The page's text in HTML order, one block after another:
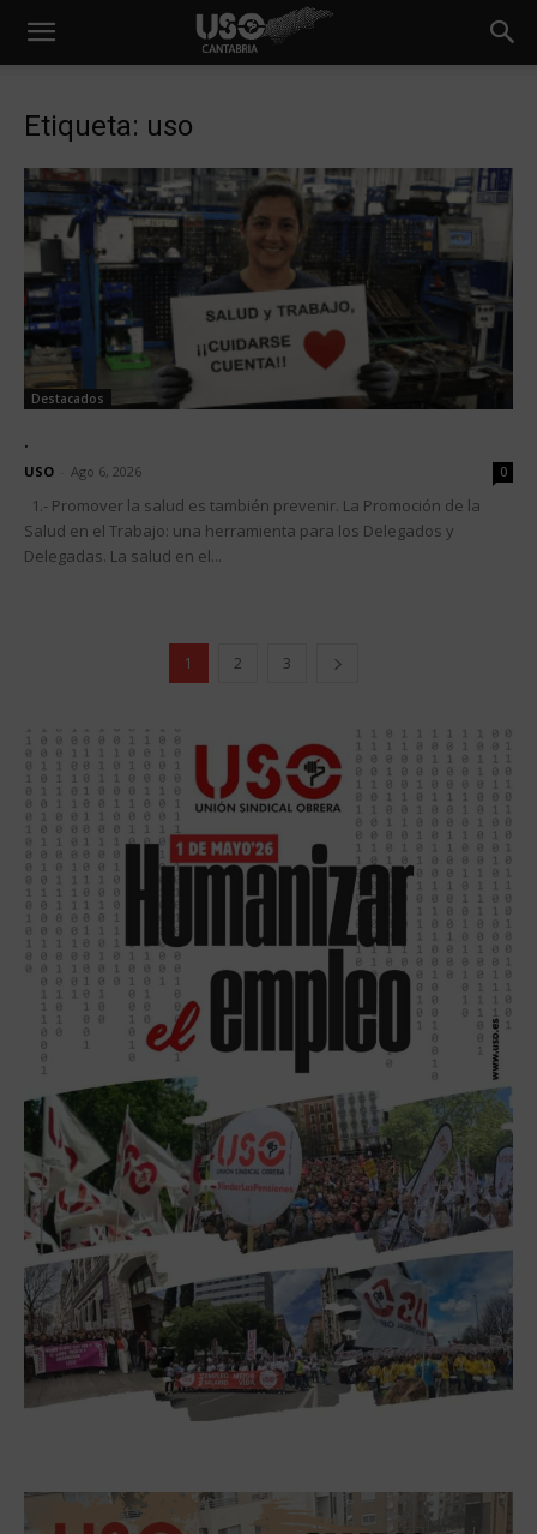
Etiqueta: uso
Destacados
.
USO Ago 6, 2026 0
1.- Promover la salud es también prevenir. La Promoción de la
Salud en el Trabajo: una herramienta para los Delegados y
Delegadas. La salud en el...
1 2 3